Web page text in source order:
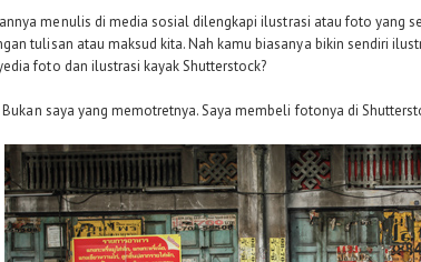
menulis di media sosial dilengkapi ilustrasi atau foto yang
tulisan atau maksud kita. Nah kamu biasanya bikin sendiri
foto dan ilustrasi kayak Shutterstock?
saya yang memotretnya. Saya membeli fotonya di